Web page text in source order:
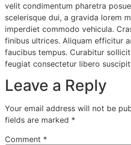
velit condimentum pharetra
scelerisque dui, a gravida lorem
imperdiet commodo vehicula.
finibus ultrices. Aliquam efficitur
faucibus tempus. Curabitur
feugiat consectetur libero
Leave a Reply
Your email address will not be
fields are marked *
Comment *